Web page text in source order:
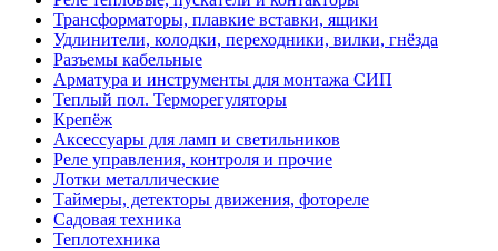
Трансформаторы, плавкие вставки, ящики
Удлинители, колодки, переходники, вилки, гнёзда
Разъемы кабельные
Арматура и инструменты для монтажа СИП
Теплый пол. Терморегуляторы
Крепёж
Аксессуары для ламп и светильников
Реле управления, контроля и прочие
Лотки металлические
Таймеры, детекторы движения, фотореле
Садовая техника
Теплотехника